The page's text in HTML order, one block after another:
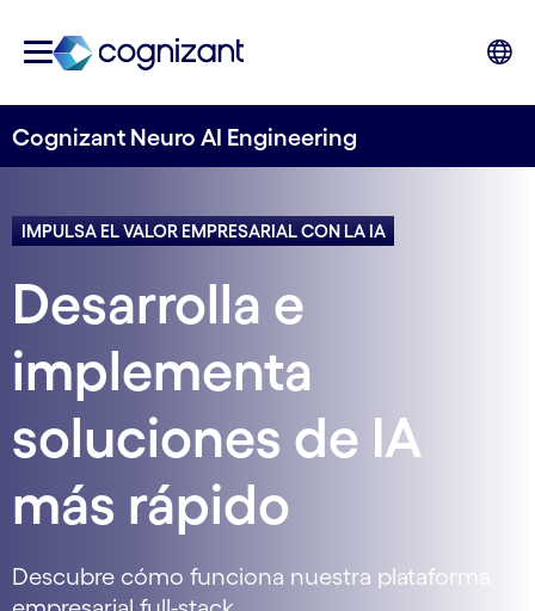
Cognizant Neuro AI Engineering
IMPULSA EL VALOR EMPRESARIAL CON LA IA
Desarrolla e
implementa
soluciones de IA
más rápido
Descubre cómo funciona nuestra plataforma